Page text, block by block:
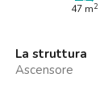
47m2
La struttura
Ascensore